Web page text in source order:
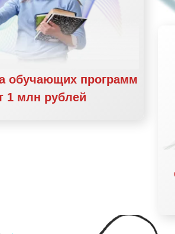
обучающих программ
1 млн рублей